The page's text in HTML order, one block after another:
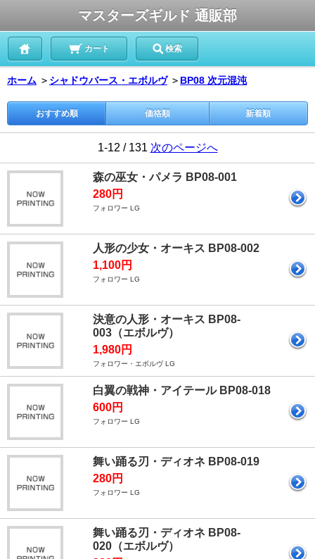
マスターズギルド 通販部
カート 検索
ホーム ＞ シャドウバース・エボルヴ ＞ BP08 次元混沌
おすすめ順 価格順 新着順
1-12 / 131 次のページへ
森の巫女・パメラ BP08-001
280円
フォロワー LG
人形の少女・オーキス BP08-002
1,100円
フォロワー LG
決意の人形・オーキス BP08-
003（エボルヴ）
1,980円
フォロワー・エボルヴ LG
白翼の戦神・アイテール BP08-018
600円
フォロワー LG
舞い踊る刃・ディオネ BP08-019
280円
フォロワー LG
舞い踊る刃・ディオネ BP08-
020（エボルヴ）